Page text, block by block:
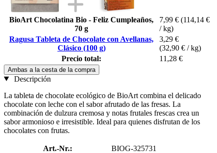
BioArt Chocolatina Bio - Feliz Cumpleaños,
70 g
7,99 € (114,14 €
/ kg)
Ragusa Tableta de Chocolate con Avellanas,
Clásico (100 g)
3,29 €
(32,90 € / kg)
Precio total:
11,28 €
Ambas a la cesta de la compra
Descripción
La tableta de chocolate ecológico de BioArt combina el delicado
chocolate con leche con el sabor afrutado de las fresas. La
combinación de dulzura cremosa y notas frutales frescas crea un
sabor armonioso e irresistible. Ideal para quienes disfrutan de los
chocolates con frutas.
Art.-Nr.:
BIOG-325731